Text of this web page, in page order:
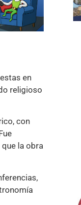
en
religioso
con
la obra